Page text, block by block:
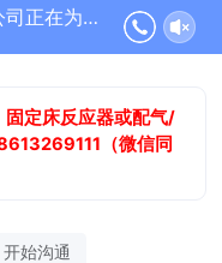
上海釜鼎科技有限公司正在为您服务
固定床反应器或配气/
（微信同
始沟通